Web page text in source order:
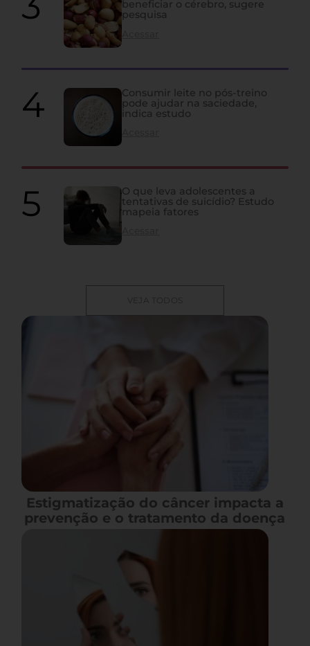
beneficiar o cérebro, sugere
pesquisa
Consumir leite no pós-treino
pode ajudar na saciedade,
indica estudo
O que leva adolescentes a
tentativas de suicídio? Estudo
mapeia fatores
VEJA TODOS
Estigmatização do câncer impacta a
prevenção e o tratamento da doença